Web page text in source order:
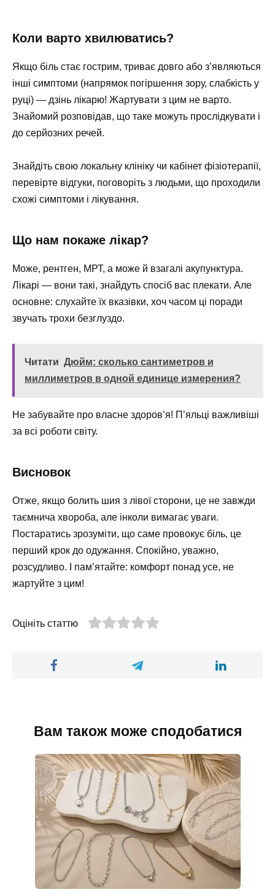
Коли варто хвилюватись?
Якщо біль стає гострим, триває довго або з’являються
інші симптоми (напрямок погіршення зору, слабкість у
руці) — дзінь лікарю! Жартувати з цим не варто.
Знайомий розповідав, що таке можуть прослідкувати і
до серйозних речей.
Знайдіть свою локальну клініку чи кабінет фізіотерапії,
перевірте відгуки, поговоріть з людьми, що проходили
схожі симптоми і лікування.
Що нам покаже лікар?
Може, рентген, МРТ, а може й взагалі акупунктура.
Лікарі — вони такі, знайдуть спосіб вас плекати. Але
основне: слухайте їх вказівки, хоч часом ці поради
звучать трохи безглуздо.
Читати Дюйм: сколько сантиметров и
миллиметров в одной единице измерения?
Не забувайте про власне здоров’я! П’яльці важливіші
за всі роботи світу.
Висновок
Отже, якщо болить шия з лівої сторони, це не завжди
таємнича хвороба, але інколи вимагає уваги.
Постаратись зрозуміти, що саме провокує біль, це
перший крок до одужання. Спокійно, уважно,
розсудливо. І пам’ятайте: комфорт понад усе, не
жартуйте з цим!
Оцініть статтю
Вам також може сподобатися